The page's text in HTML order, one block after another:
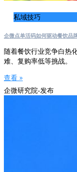
私域技巧
企微点单活码如何驱动餐饮品
随着餐饮行业竞争白热
难、复购率低等挑战。
查看 »
企微研究院-发布